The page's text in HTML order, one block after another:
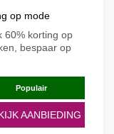
op mode
60% korting op
bespaar op
Populair
AANBIEDING